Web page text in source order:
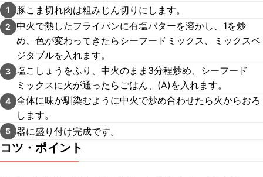
1 豚こま切れ肉は粗みじん切りにします。
2
中火で熱したフライパンに有塩バターを溶かし、1を炒
め、色が変わってきたらシーフードミックス、ミックスベ
ジタブルを入れます。
3 塩こしょうをふり、中火のまま3分程炒め、シーフード
ミックスに火が通ったらごはん、(A)を入れます。
4 全体に味が馴染むように中火で炒め合わせたら火からおろ
します。
5 器に盛り付け完成です。
コツ・ポイント